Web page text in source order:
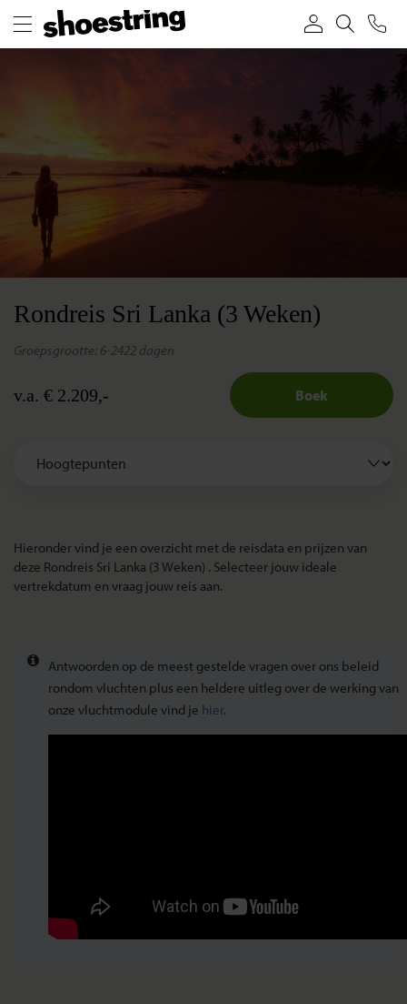
Rondreis Sri Lanka (3 Weken)
Boek
v.a. € 2.209,-
groepsgrootte: 6-24 22 dagen
Hieronder vind je een overzicht met de reisdata en prijzen van
deze Rondreis Sri Lanka (3 Weken) . Selecteer jouw ideale
vertrekdatum en vraag jouw reis aan.
Antwoorden op de meest gestelde vragen over ons beleid
rondom vluchten plus een heldere uitleg over de werking van
onze vluchtmodule vind je hier.